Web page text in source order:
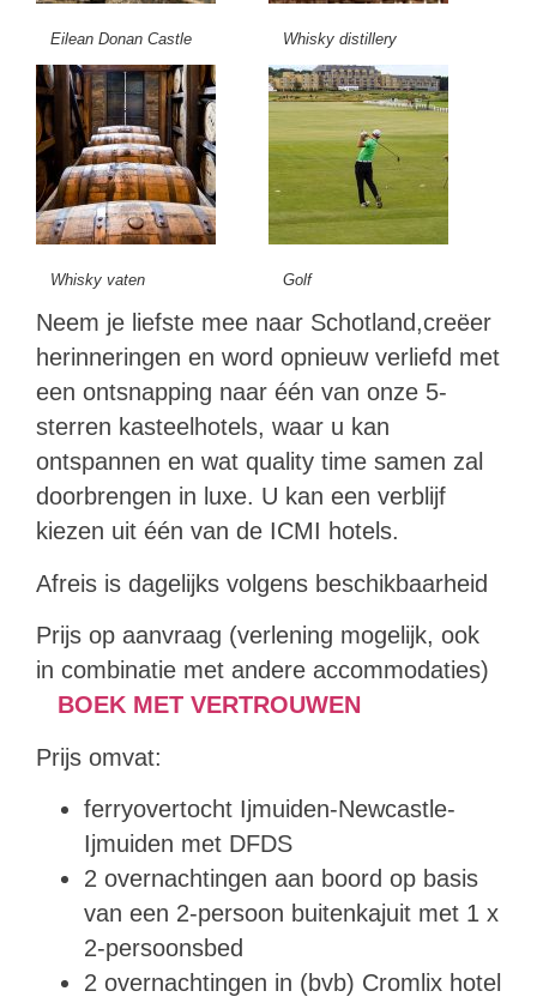
Eilean Donan Castle Whisky distillery
Whisky vaten Golf
Neem je liefste mee naar Schotland,creëer
herinneringen en word opnieuw verliefd met
een ontsnapping naar één van onze 5-
sterren kasteelhotels, waar u kan
ontspannen en wat quality time samen zal
doorbrengen in luxe. U kan een verblijf
kiezen uit één van de ICMI hotels.
Afreis is dagelijks volgens beschikbaarheid
Prijs op aanvraag (verlening mogelijk, ook
in combinatie met andere accommodaties)
BOEK MET VERTROUWEN
Prijs omvat:
ferryovertocht Ijmuiden-Newcastle-
Ijmuiden met DFDS
2 overnachtingen aan boord op basis
van een 2-persoon buitenkajuit met 1 x
2-persoonsbed
2 overnachtingen in (bvb) Cromlix hotel